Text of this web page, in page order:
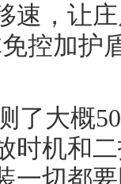
速，让
控加护
了大概
时机和